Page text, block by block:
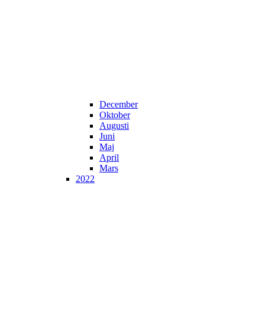
December
Oktober
Augusti
Juni
Maj
April
Mars
2022